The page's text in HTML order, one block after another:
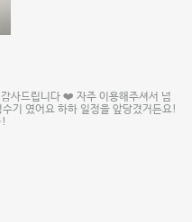
사드립니다 ❤️ 자주 이용해주셔서 넘
기 였어요 하하 일정을 앞당겼거든요!